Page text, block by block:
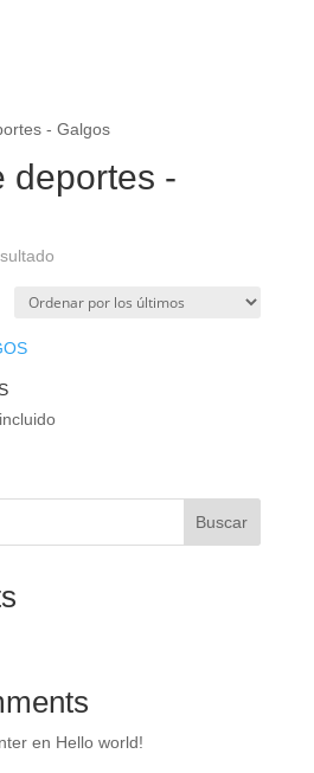
- Galgos
deportes -
Buscar
en Hello world!